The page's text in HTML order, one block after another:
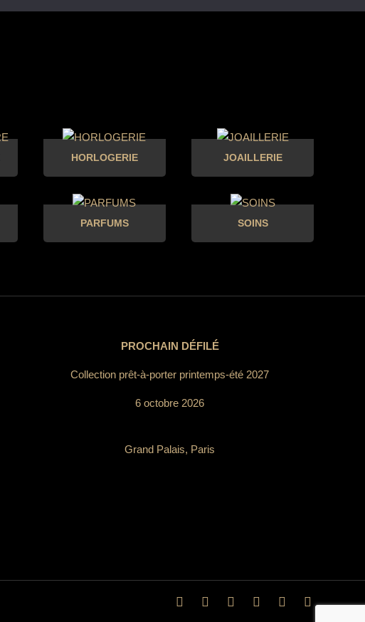
HORLOGERIE JOAILLERIE
PARFUMS SOINS
PROCHAIN DÉFILÉ
Collection prêt-à-porter printemps-été 2027
6 octobre 2026
Grand Palais, Paris